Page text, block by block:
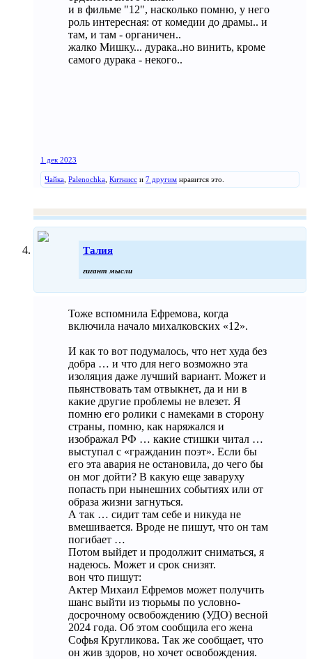
и в фильме "12", насколько помню, у него
роль интересная: от комедии до драмы.. и
там, и там - органичен..
жалко Мишку... дурака..но винить, кроме
самого дурака - некого..
1 дек 2023
Чайка Palenochka Китнисс и 7 другим нравится это.
Талия
гигант мысли
Тоже вспомнила Ефремова, когда
включила начало михалковских «12».
И как то вот подумалось, что нет худа без
добра … и что для него возможно эта
изоляция даже лучший вариант. Может и
пьянствовать там отвыкнет, да и ни в
какие другие проблемы не влезет. Я
помню его ролики с намеками в сторону
страны, помню, как наряжался и
изображал РФ … какие стишки читал …
выступал с «гражданин поэт». Если бы
его эта авария не остановила, до чего бы
он мог дойти? В какую еще заваруху
попасть при нынешних событиях или от
образа жизни загнуться.
А так … сидит там себе и никуда не
вмешивается. Вроде не пишут, что он там
погибает …
Потом выйдет и продолжит сниматься, я
надеюсь. Может и срок снизят.
вон что пишут:
Актер Михаил Ефремов может получить
шанс выйти из тюрьмы по условно-
досрочному освобождению (УДО) весной
2024 года. Об этом сообщила его жена
Софья Кругликова. Так же сообщает, что
он жив здоров, но хочет освобождения.